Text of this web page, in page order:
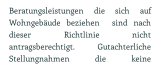
Beratungsleistungen die sich auf
Wohngebäude beziehen  sind nach
dieser Richtlinie nicht
antragsberechtigt. Gutachterliche
Stellungnahmen die keine